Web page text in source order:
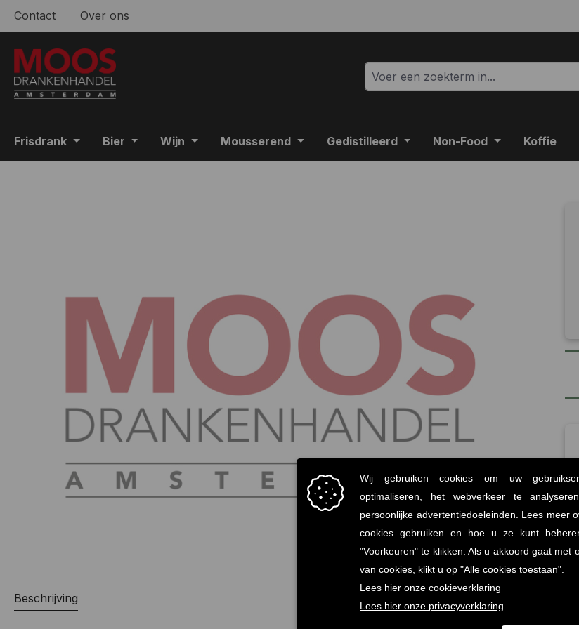
naar de hoofdinhoud
Ga naar de zoekopdracht
Ga naar de hoofdnavigatie
Contact Over ons
Frisdrank Bier Wijn Mousserend Gedistilleerd Non-Food Koffie
Beschrijving